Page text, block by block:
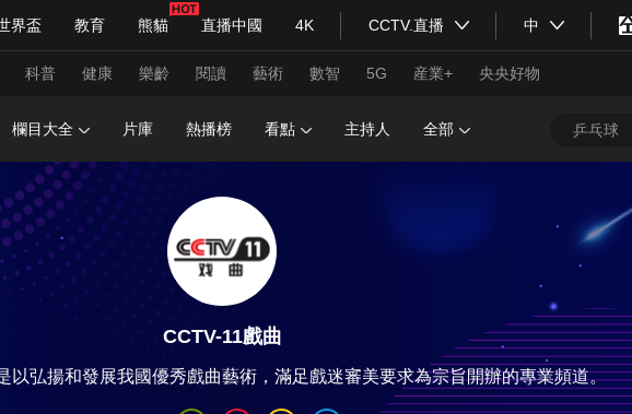
界盃 教育 熊貓 直播中國 4K CCTV.直播 中
熱解讀 天天學習
下載央視影音
科普 健康 樂齡 閱讀 藝術 數智 5G 産業+ 央央好物
法治 人物 公益
妙語 央視快評 央視網評 光華銳評
4K專區 全景新聞
列 人生第一次 人生第二次
欄目大全 片庫 熱播榜 看點 主持人 全部
CCTV-11戲曲
以弘揚和發展我國優秀戲曲藝術，滿足戲迷審美要求為宗旨開辦的專業頻道。